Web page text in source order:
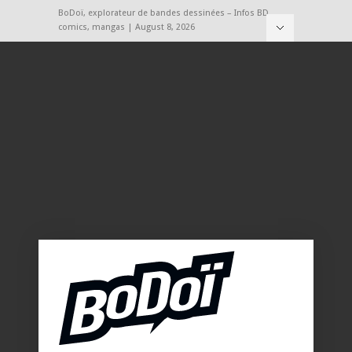
BoDoï, explorateur de bandes dessinées – Infos BD,
comics, mangas | August 8, 2026